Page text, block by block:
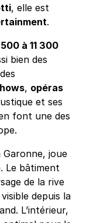
, elle est
.
à 11 300
bien des
, opéras
et ses
font une des
Garonne, joue
Le bâtiment
de la rive
depuis la
L’intérieur,